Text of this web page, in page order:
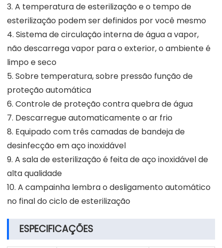
3. A temperatura de esterilização e o tempo de
esterilização podem ser definidos por você mesmo
4. Sistema de circulação interna de água a vapor,
não descarrega vapor para o exterior, o ambiente é
limpo e seco
5. Sobre temperatura, sobre pressão função de
proteção automática
6. Controle de proteção contra quebra de água
7. Descarregue automaticamente o ar frio
8. Equipado com três camadas de bandeja de
desinfecção em aço inoxidável
9. A sala de esterilização é feita de aço inoxidável de
alta qualidade
10. A campainha lembra o desligamento automático
no final do ciclo de esterilização
ESPECIFICAÇÕES